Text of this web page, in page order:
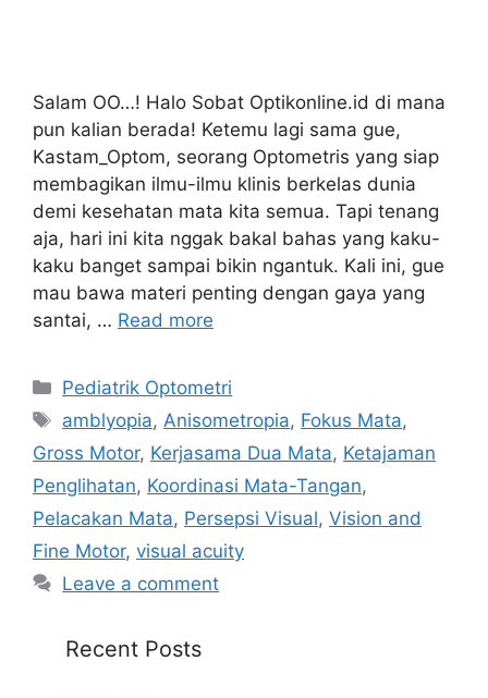
Salam OO…! Halo Sobat Optikonline.id di mana
pun kalian berada! Ketemu lagi sama gue,
Kastam_Optom, seorang Optometris yang siap
membagikan ilmu-ilmu klinis berkelas dunia
demi kesehatan mata kita semua. Tapi tenang
aja, hari ini kita nggak bakal bahas yang kaku-
kaku banget sampai bikin ngantuk. Kali ini, gue
mau bawa materi penting dengan gaya yang
santai, … Read more
Categories
Pediatrik Optometri
Tags
amblyopia, Anisometropia, Fokus Mata,
Gross Motor, Kerjasama Dua Mata, Ketajaman
Penglihatan, Koordinasi Mata-Tangan,
Pelacakan Mata, Persepsi Visual, Vision and
Fine Motor, visual acuity
Leave a comment
Recent Posts